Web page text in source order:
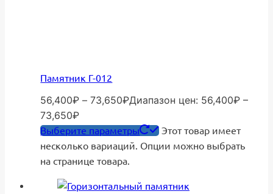
Памятник Г-012
56,400₽ – 73,650₽Диапазон цен: 56,400₽ –
73,650₽
Выберите параметры
Этот товар имеет
несколько вариаций. Опции можно выбрать
на странице товара.